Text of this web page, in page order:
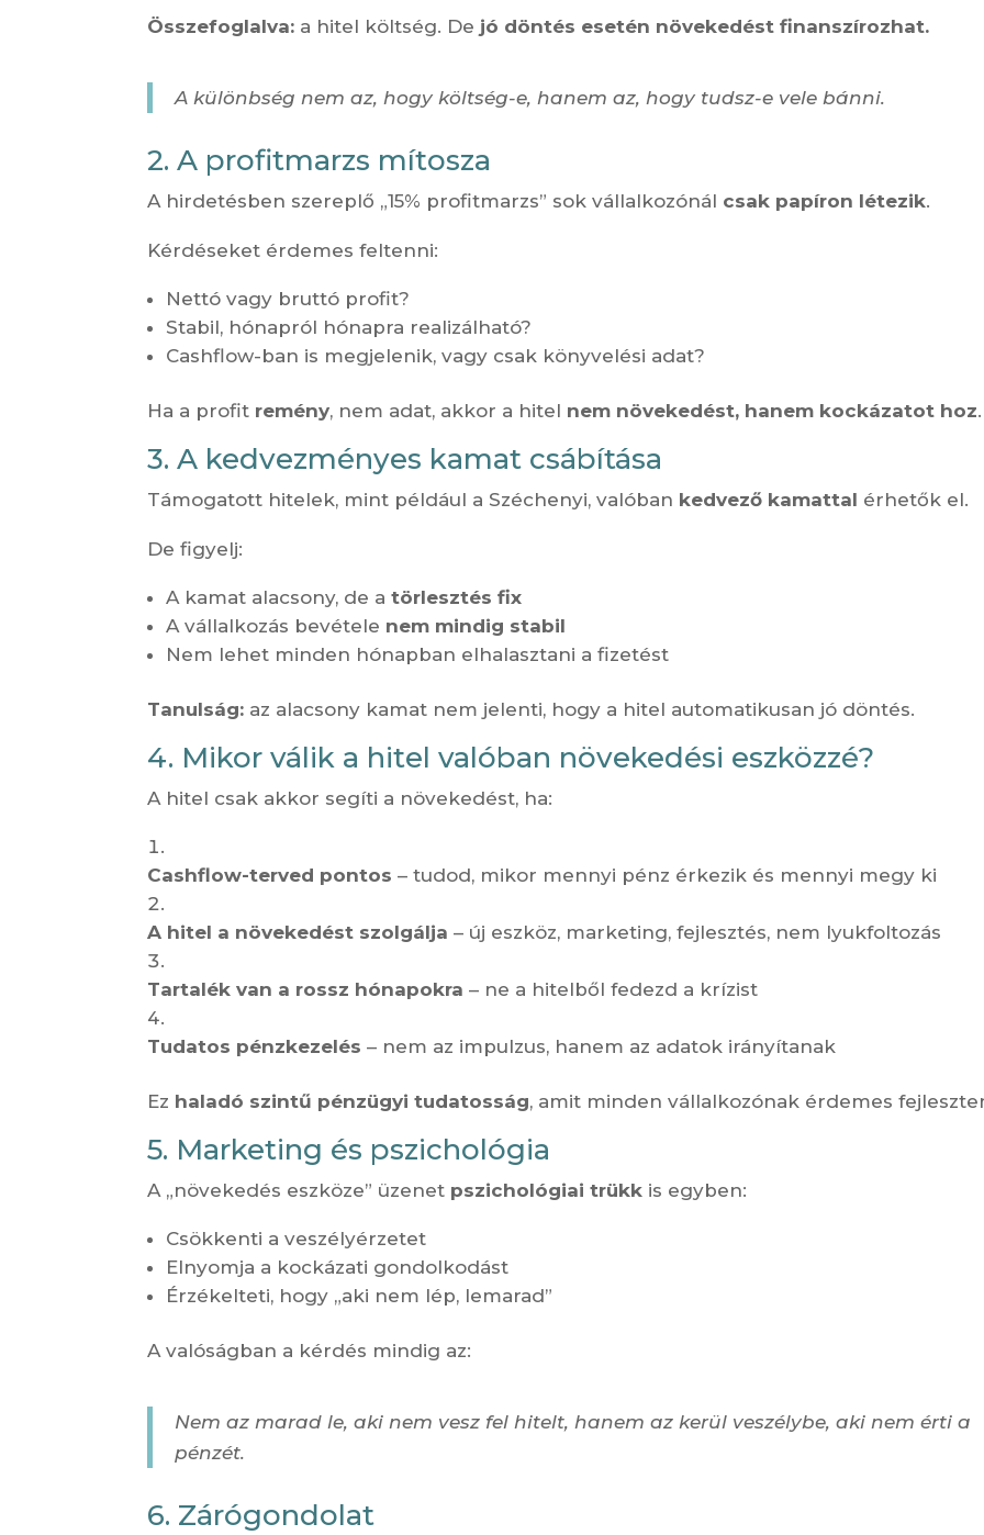
Összefoglalva: a hitel költség. De jó döntés esetén növekedést finanszírozhat.
A különbség nem az, hogy költség-e, hanem az, hogy tudsz-e vele bánni.
2. A profitmarzs mítosza
A hirdetésben szereplő „15% profitmarzs” sok vállalkozónál csak papíron létezik.
Kérdéseket érdemes feltenni:
Nettó vagy bruttó profit?
Stabil, hónapról hónapra realizálható?
Cashflow-ban is megjelenik, vagy csak könyvelési adat?
Ha a profit remény, nem adat, akkor a hitel nem növekedést, hanem kockázatot hoz.
3. A kedvezményes kamat csábítása
Támogatott hitelek, mint például a Széchenyi, valóban kedvező kamattal érhetők el.
De figyelj:
A kamat alacsony, de atörlesztés fix
A vállalkozás bevétele nem mindig stabil
Nem lehet minden hónapban elhalasztani a fizetést
Tanulság: az alacsony kamat nem jelenti, hogy a hitel automatikusan jó döntés.
4. Mikor válik a hitel valóban növekedési eszközzé?
A hitel csak akkor segíti a növekedést, ha:
Cashflow-terved pontos – tudod, mikor mennyi pénz érkezik és mennyi megy ki
A hitel a növekedést szolgálja – új eszköz, marketing, fejlesztés, nem lyukfoltozás
Tartalék van a rossz hónapokra – ne a hitelből fedezd a krízist
Tudatos pénzkezelés – nem az impulzus, hanem az adatok irányítanak
Ez haladó szintű pénzügyi tudatosság, amit minden vállalkozónak érdemes
5. Marketing és pszichológia
A „növekedés eszköze” üzenet pszichológiai trükk is egyben:
Csökkenti a veszélyérzetet
Elnyomja a kockázati gondolkodást
Érzékelteti, hogy „aki nem lép, lemarad”
A valóságban a kérdés mindig az:
Nem az marad le, aki nem vesz fel hitelt, hanem az kerül veszélybe, aki nem érti a
pénzét.
6. Zárógondolat